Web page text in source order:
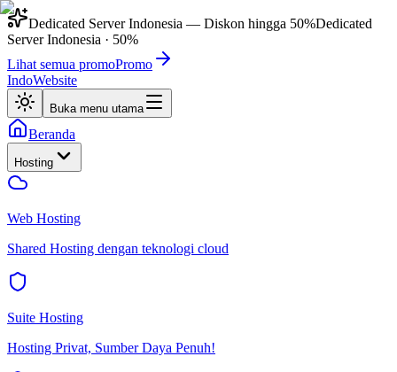
Dedicated Server Indonesia — Diskon hingga 50%Dedicated
Server Indonesia · 50%
Lihat semua promoPromo
IndoWebsite
Buka menu utama
Beranda
Hosting
Web Hosting
Shared Hosting dengan teknologi cloud
Suite Hosting
Hosting Privat, Sumber Daya Penuh!